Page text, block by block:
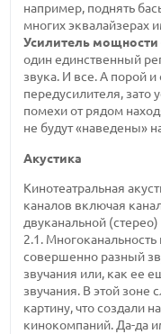
например, поднять
многих эквалайзерах
Усилитель мощности
один единственный
звука. И все. А порой и
передусилителя, зато
помехи от рядом
не будут «наведены»
Акустика
Кинотеатральная
каналов включая
двуканальной
2.1.
совершенно разный
звучания или, как ее
звучания. В этой зоне
картину, что создали
кинокомпаний. Да-да